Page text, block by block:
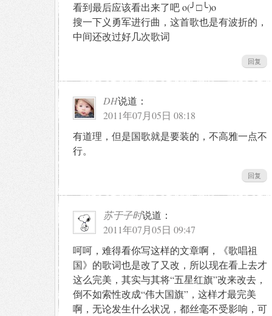
看到最后应该看出来了吧 o(╯□╰)o
搜一下义勇军进行曲，这首歌也是有波折的，
中间还改过好几次歌词
回复
DH说道：
2011年07月05日 08:18
有道理，但是国歌就是要装的，不高雅一点不
行。
回复
苏于子时说道：
2011年07月05日 09:47
呵呵，难得看你写这样的文章啊，《歌唱祖
国》的歌词也是改了又改，所以现在看上去才
这么完美，其实与其将“五星红旗”改来改去，
倒不如索性改成“伟大国旗”，这样才最完美
啊，无论发生什么状况，都丝毫不受影响，可